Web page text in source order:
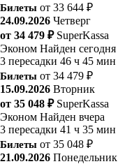
Билеты от 33 644 ₽
24.09.2026 Четверг
от 34 479 ₽ SuperKassa
Эконом Найден сегодня
3 пересадки 46 ч 45 мин
Билеты от 34 479 ₽
15.09.2026 Вторник
от 35 048 ₽ SuperKassa
Эконом Найден вчера
3 пересадки 41 ч 35 мин
Билеты от 35 048 ₽
21.09.2026 Понедельник